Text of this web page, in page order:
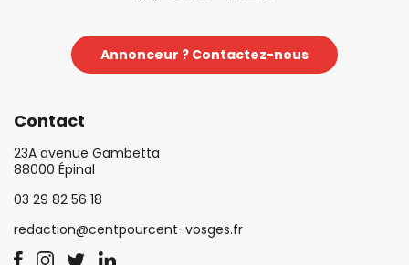
Annonceur ? Contactez-nous
Contact
23A avenue Gambetta
88000 Épinal
03 29 82 56 18
redaction@centpourcent-vosges.fr